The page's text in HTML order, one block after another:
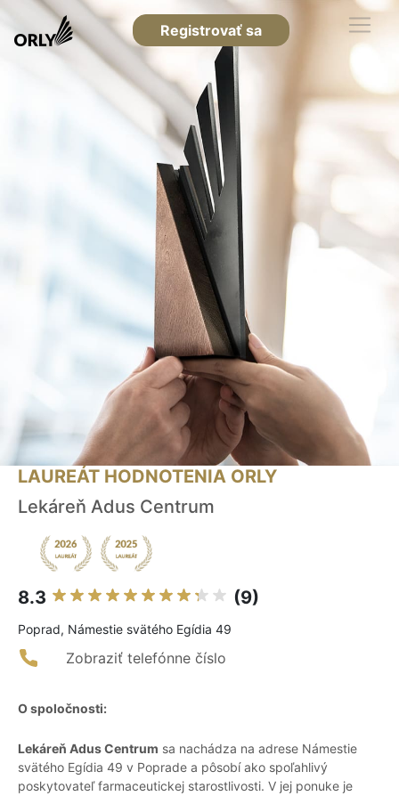
Registrovať sa
LAUREÁT HODNOTENIA ORLY
Lekáreň Adus Centrum
8.3 (9)
Poprad, Námestie svätého Egídia 49
Zobraziť telefónne číslo
O spoločnosti:
Lekáreň Adus Centrum sa nachádza na adrese Námestie
svätého Egídia 49 v Poprade a pôsobí ako spoľahlivý
poskytovateľ farmaceutickej starostlivosti. V jej ponuke je